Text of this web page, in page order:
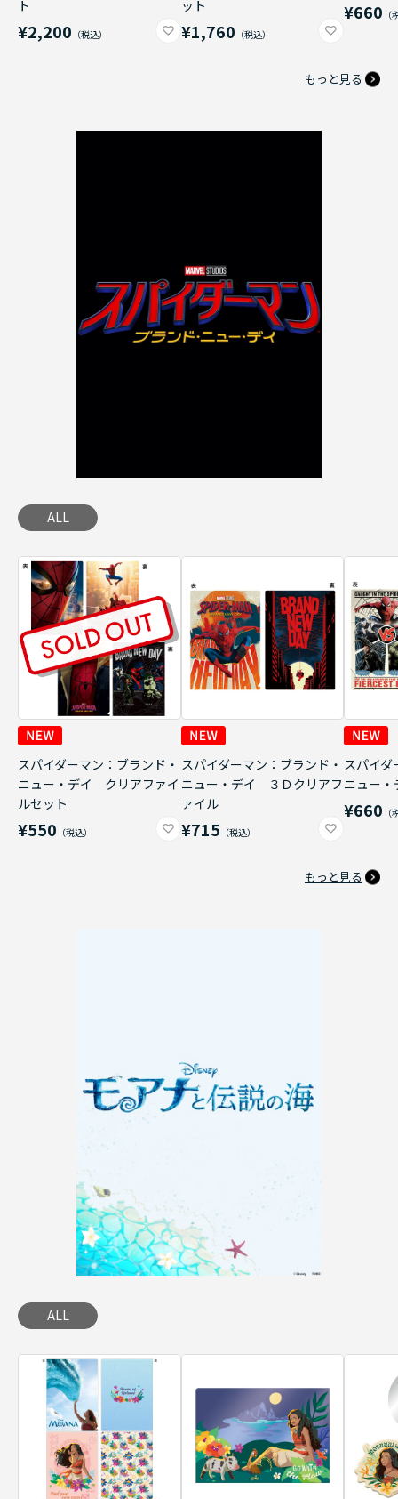
ト
¥2,200
ット
¥1,760
¥660
もっと見る
ALL
スパイダーマン：ブランド・
ニュー・デイ クリアファイ
ルセット
¥550
スパイダーマン：ブランド・
ニュー・デイ ３Ｄクリアフ
ァイル
¥715
スパイダ
ニュー
¥660
もっと見る
ALL